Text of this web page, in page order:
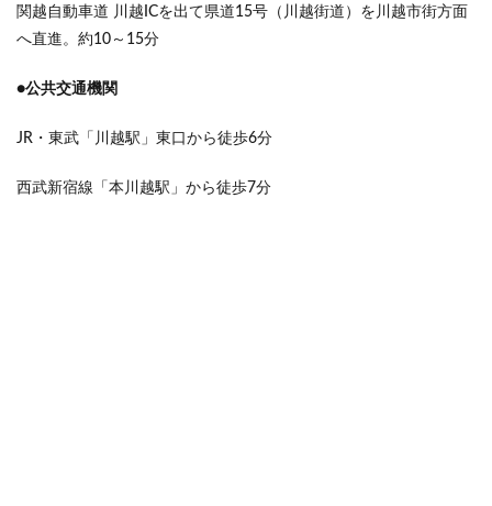
関越自動車道 川越ICを出て県道15号（川越街道）を川越市街方面
へ直進。約10～15分
●公共交通機関
JR・東武「川越駅」東口から徒歩6分
西武新宿線「本川越駅」から徒歩7分